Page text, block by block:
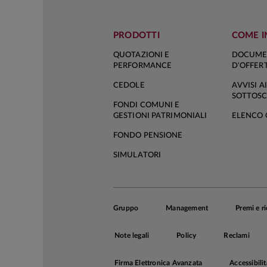
La
Tightening,
comporterà
euro entro
di stampa,
massiccio
In questo
al più presto
giugno, luglio
PRODOTTI
QUOTAZIONI E
PERFORMANCE
CEDOLE
FONDI COMUNI E
GESTIONI PATRIMONIALI
FONDO PENSIONE
SIMULATORI
COME
AVVISI AI
ELENCO
Gruppo Management Premi e
Note legali Policy Reclami
Firma Elettronica Avanzata